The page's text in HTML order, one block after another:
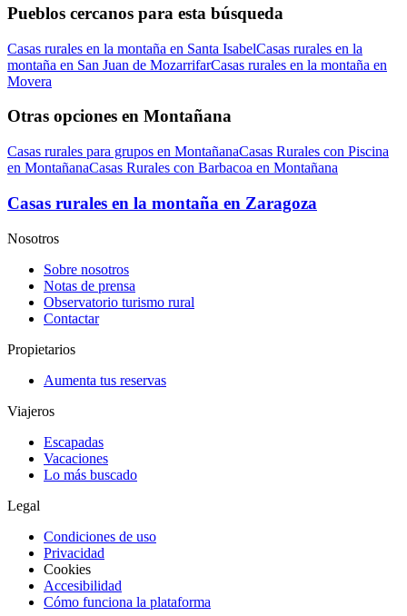
Pueblos cercanos para esta búsqueda
Casas rurales en la montaña en Santa IsabelCasas rurales en la
montaña en San Juan de MozarrifarCasas rurales en la montaña en
Movera
Otras opciones en Montañana
Casas rurales para grupos en MontañanaCasas Rurales con Piscina
en MontañanaCasas Rurales con Barbacoa en Montañana
Casas rurales en la montaña en Zaragoza
Nosotros
Sobre nosotros
Notas de prensa
Observatorio turismo rural
Contactar
Propietarios
Aumenta tus reservas
Viajeros
Escapadas
Vacaciones
Lo más buscado
Legal
Condiciones de uso
Privacidad
Cookies
Accesibilidad
Cómo funciona la plataforma